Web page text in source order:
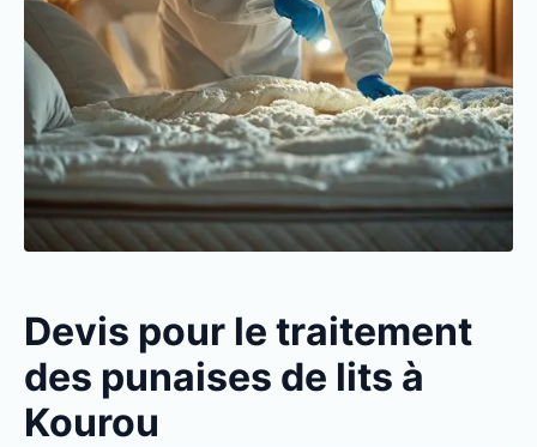
Devis pour le traitement
des punaises de lits à
Kourou